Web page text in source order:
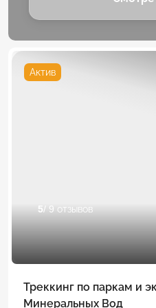
Актив
5/ 9 отзывов
Треккинг по паркам и
Минеральных Вод